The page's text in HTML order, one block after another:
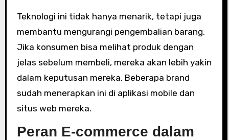
Teknologi ini tidak hanya menarik, tetapi juga
membantu mengurangi pengembalian barang.
Jika konsumen bisa melihat produk dengan
jelas sebelum membeli, mereka akan lebih yakin
dalam keputusan mereka. Beberapa brand
sudah menerapkan ini di aplikasi mobile dan
situs web mereka.
Peran E-commerce dalam